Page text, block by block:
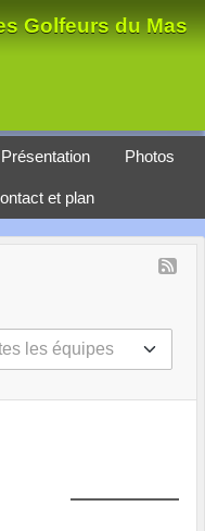
Golfeurs du Mas
Présentation Photos
et plan